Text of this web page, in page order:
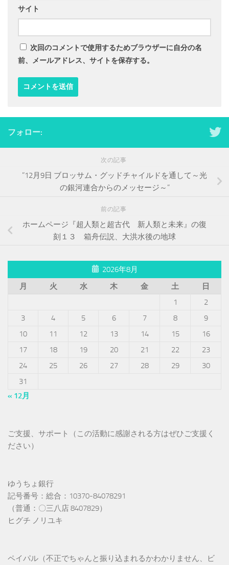
サイト
次回のコメントで使用するためブラウザーに自分の名
前、メールアドレス、サイトを保存する。
フォロー:
次の記事
”12月9日 ブロッサム・グッドチャイルドを通して～光
の銀河連合からのメッセージ～”
前の記事
ホームページ『超人類と超古代 新人類と未来』の復
刻１３ 箱舟伝説、大洪水後の地球
2026年8月
月
火 水 木 金 土
日
1
2
3
4 5 6 7 8
9
10
11 12 13 14 15
16
17
18 19 20 21 22
23
24
25 26 27 28 29
30
31
« 12月
ご支援、サポート（この活動に感謝される方はぜひご支援く
ださい）
ゆうちょ銀行
記号番号：総合：10370-84078291
（普通：〇三八店 8407829）
ヒグチ ノリユキ
ペイパル（不正でちゃんと振り込まれるかわかりません、ビ